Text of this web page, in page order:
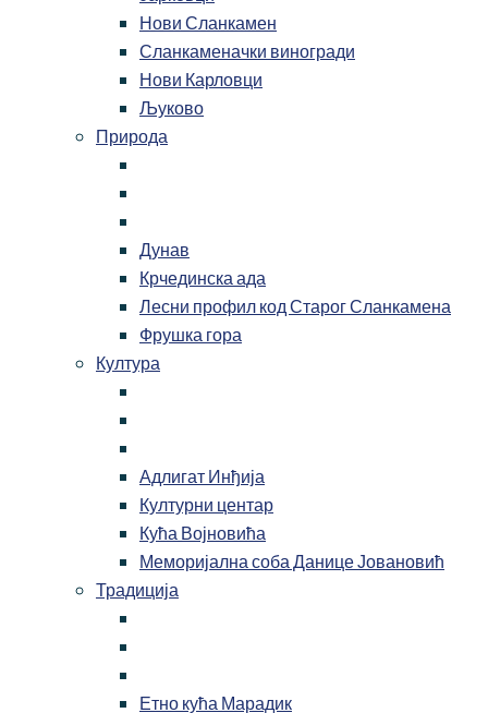
Нови Сланкамен
Сланкаменачки виногради
Нови Карловци
Љуково
Природа
Дунав
Крчединска ада
Лесни профил код Старог Сланкамена
Фрушка гора
Култура
Адлигат Инђија
Културни центар
Кућа Војновића
Меморијална соба Данице Јовановић
Традиција
Етно кућа Марадик